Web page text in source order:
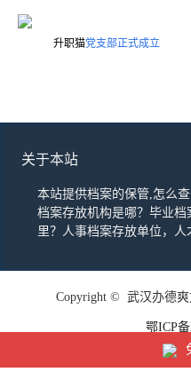
升职猫党支部正式成立
关于本站
本站提供档案的保管,怎么
档案存放机构是哪？毕业
里？人事档案存放单位，人
Copyright © 武汉办德
鄂ICP